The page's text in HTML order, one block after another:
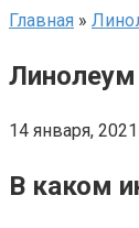
Главная »
Линолеум
14 января, 2021
В каком